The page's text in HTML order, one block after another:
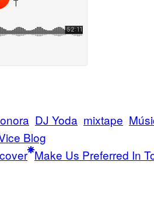
DJ Yoda mixtape
Blog
Make Us Preferred In